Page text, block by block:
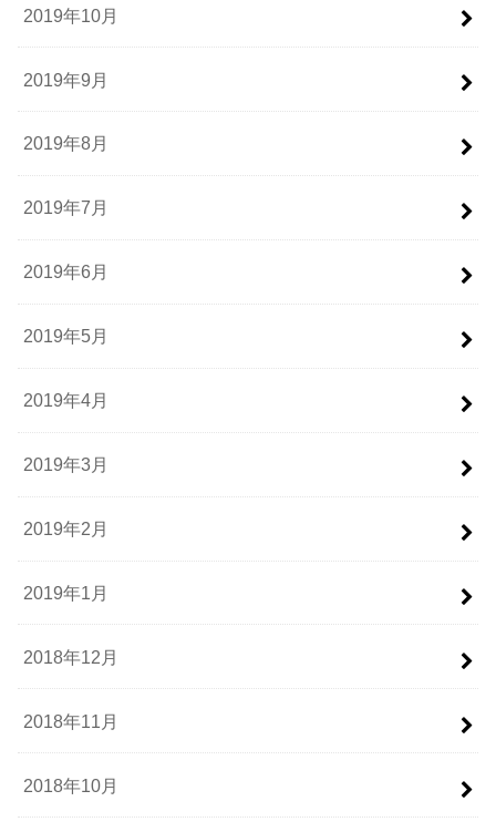
2019年10月
2019年9月
2019年8月
2019年7月
2019年6月
2019年5月
2019年4月
2019年3月
2019年2月
2019年1月
2018年12月
2018年11月
2018年10月